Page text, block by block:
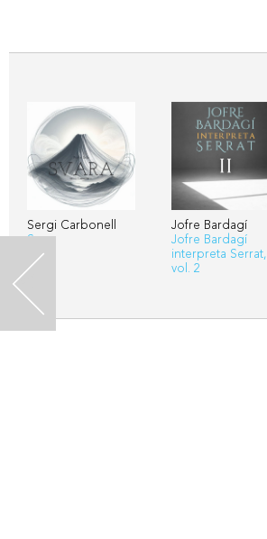
<
Sergi Carbonell
Svara
Jofre Bardagí
Jofre Bardagí
interpreta Serrat,
vol. 2